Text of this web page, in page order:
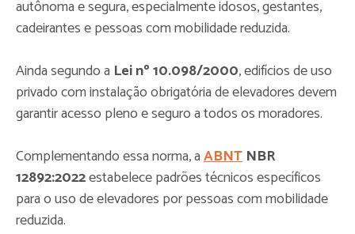
autônoma e segura, especialmente idosos, gestantes,
cadeirantes e pessoas com mobilidade reduzida.
Ainda segundo a Lei nº 10.098/2000, edifícios de uso
privado com instalação obrigatória de elevadores devem
garantir acesso pleno e seguro a todos os moradores.
Complementando essa norma, aABNT NBR
12892:2022estabelece padrões técnicos específicos
para o uso de elevadores por pessoas com mobilidade
reduzida.